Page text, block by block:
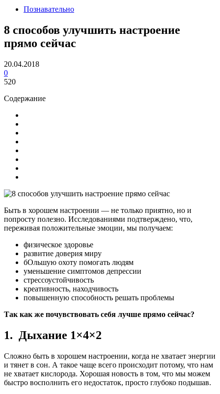
Познавательно
8 способов улучшить настроение
прямо сейчас
20.04.2018
0
520
Содержание
Быть в хорошем настроении — не только приятно, но и
попросту полезно. Исследованиями подтверждено, что,
переживая положительные эмоции, мы получаем:
физическое здоровье
развитие доверия миру
бОльшую охоту помогать людям
уменьшение симптомов депрессии
стрессоустойчивость
креативность, находчивость
повышенную способность решать проблемы
Так как же почувствовать себя лучше прямо сейчас?
1. Дыхание 1×4×2
Сложно быть в хорошем настроении, когда не хватает энергии
и тянет в сон. А такое чаще всего происходит потому, что нам
не хватает кислорода. Хорошая новость в том, что мы можем
быстро восполнить его недостаток, просто глубоко подышав.